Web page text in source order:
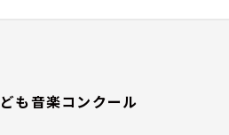
も音楽コンクール